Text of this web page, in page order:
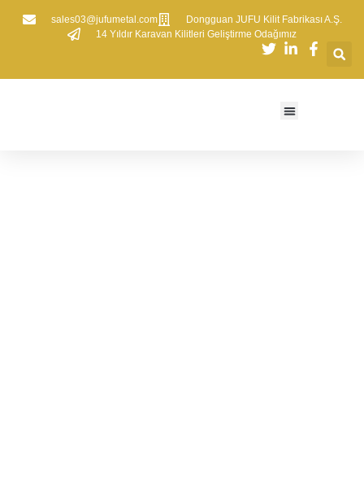
sales03@jufumetal.com
​Dongguan JUFU Kilit Fabrikası A.Ş.
​14 Yıldır Karavan Kilitleri Geliştirme Odağımız